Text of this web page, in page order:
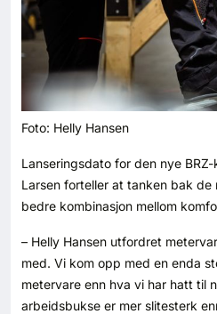
Login
Foto: Helly Hansen
Lanseringsdato for den nye
Larsen forteller at tanken bak
bedre kombinasjon mellom
– Helly Hansen utfordret
med. Vi kom opp med en enda
metervare enn hva vi har hatt til
arbeidsbukse er mer slitesterk